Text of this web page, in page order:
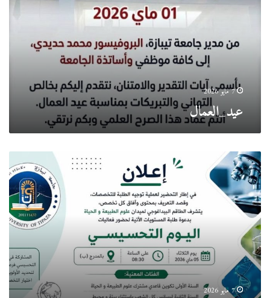
7 مايو 2026
عيد_العمال
اليوم
التحسيسي
7 مايو 2026